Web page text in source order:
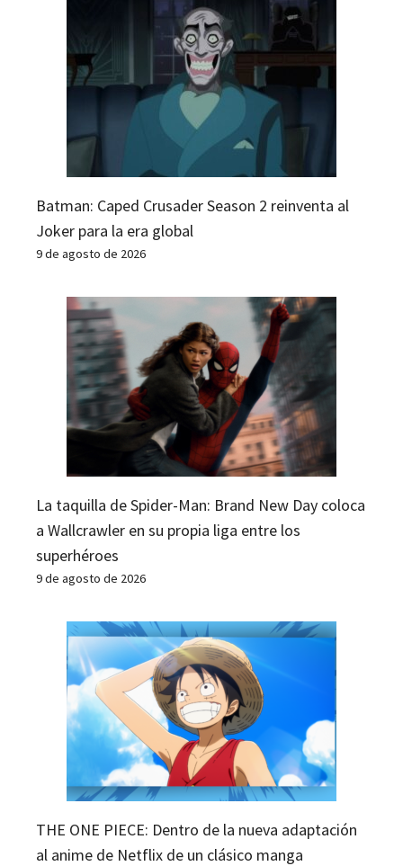
Batman: Caped Crusader Season 2 reinventa al
Joker para la era global
9 de agosto de 2026
La taquilla de Spider-Man: Brand New Day coloca
a Wallcrawler en su propia liga entre los
superhéroes
9 de agosto de 2026
THE ONE PIECE: Dentro de la nueva adaptación
al anime de Netflix de un clásico manga